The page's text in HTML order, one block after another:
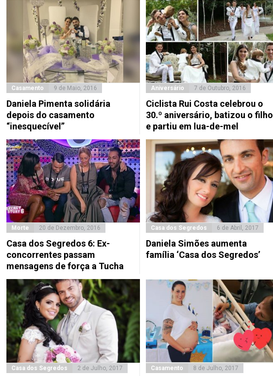
Casamento 9 de Maio, 2016
Daniela Pimenta solidária
depois do casamento
“inesquecível”
Aniversário 7 de Outubro, 2016
Ciclista Rui Costa celebrou o
30.º aniversário, batizou o filho
e partiu em lua-de-mel
Morte 20 de Dezembro, 2016
Casa dos Segredos 6: Ex-
concorrentes passam
mensagens de força a Tucha
Casa dos Segredos 6 de Abril, 2017
Daniela Simões aumenta
família ‘Casa dos Segredos’
Casa dos Segredos 2 de Julho, 2017 Casamento 8 de Julho, 2017